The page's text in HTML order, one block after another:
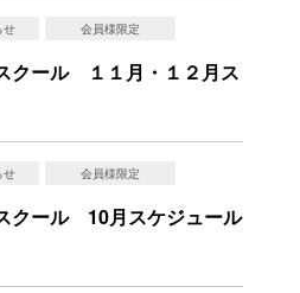
せ 会員様限定
クール １１月・１２月ス
せ 会員様限定
クール 10月スケジュール